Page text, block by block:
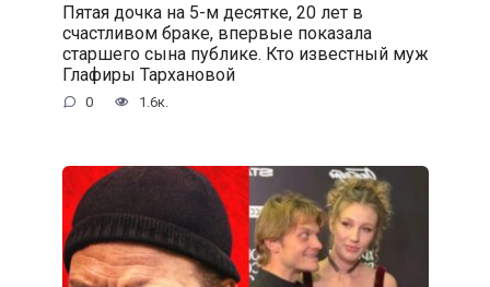
Пятая дочка на 5-м десятке, 20 лет в
счастливом браке, впервые показала
старшего сына публике. Кто известный муж
Глафиры Тархановой
0 1.6к.